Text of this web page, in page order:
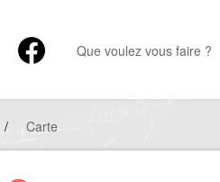
Que voulez vous faire ?
/ Carte